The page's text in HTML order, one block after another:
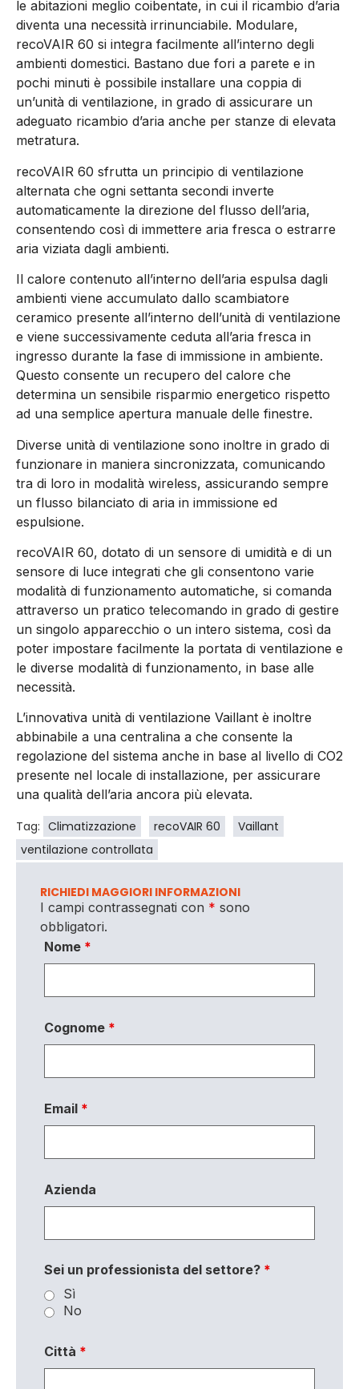
le abitazioni meglio coibentate, in cui il ricambio d’aria
diventa una necessità irrinunciabile. Modulare,
recoVAIR 60 si integra facilmente all’interno degli
ambienti domestici. Bastano due fori a parete e in
pochi minuti è possibile installare una coppia di
un’unità di ventilazione, in grado di assicurare un
adeguato ricambio d’aria anche per stanze di elevata
metratura.
recoVAIR 60 sfrutta un principio di ventilazione
alternata che ogni settanta secondi inverte
automaticamente la direzione del flusso dell’aria,
consentendo così di immettere aria fresca o estrarre
aria viziata dagli ambienti.
Il calore contenuto all’interno dell’aria espulsa dagli
ambienti viene accumulato dallo scambiatore
ceramico presente all’interno dell’unità di ventilazione
e viene successivamente ceduta all’aria fresca in
ingresso durante la fase di immissione in ambiente.
Questo consente un recupero del calore che
determina un sensibile risparmio energetico rispetto
ad una semplice apertura manuale delle finestre.
Diverse unità di ventilazione sono inoltre in grado di
funzionare in maniera sincronizzata, comunicando
tra di loro in modalità wireless, assicurando sempre
un flusso bilanciato di aria in immissione ed
espulsione.
recoVAIR 60, dotato di un sensore di umidità e di un
sensore di luce integrati che gli consentono varie
modalità di funzionamento automatiche, si comanda
attraverso un pratico telecomando in grado di gestire
un singolo apparecchio o un intero sistema, così da
poter impostare facilmente la portata di ventilazione e
le diverse modalità di funzionamento, in base alle
necessità.
L’innovativa unità di ventilazione Vaillant è inoltre
abbinabile a una centralina a che consente la
regolazione del sistema anche in base al livello di CO2
presente nel locale di installazione, per assicurare
una qualità dell’aria ancora più elevata.
Tag: Climatizzazione recoVAIR 60
Vaillant
ventilazione controllata
RICHIEDI MAGGIORI INFORMAZIONI
I campi contrassegnati con * sono
obbligatori.
Nome *
Cognome *
Email *
Azienda
Sei un professionista del settore? *
Sì
No
Città *